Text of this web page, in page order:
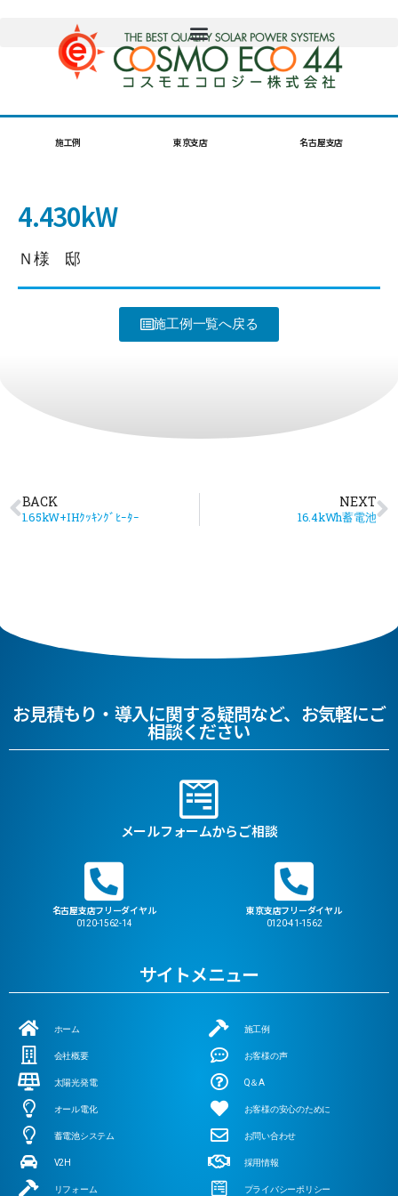
施工例 東京支店 名古屋支店
4.430kW
Ｎ様 邸
施工例一覧へ戻る
BACK
1.65kW+IHｸｯｷﾝｸﾞﾋｰﾀｰ
NEXT
16.4kWh蓄電池
お見積もり・導入に関する疑問など、お気軽にご
相談ください
メールフォームからご相談
名古屋支店フリーダイヤル
0120-1562-14
東京支店フリーダイヤル
0120-41-1562
サイトメニュー
ホーム
会社概要
太陽光発電
オール電化
蓄電池システム
V2H
リフォーム
施工例
お客様の声
Q＆A
お客様の安心のために
お問い合わせ
採用情報
プライバシーポリシー